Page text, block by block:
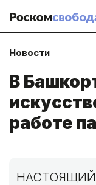
Новости
В
работе